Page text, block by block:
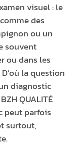
visuel : le
des
ou un
souvent
ou dans les
la question
diagnostic
QUALITÉ
peut parfois
surtout,